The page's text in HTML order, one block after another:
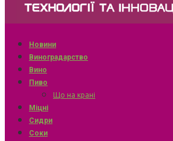
Новини
Виноградарство
Вино
Пиво
Що на крані
Міцні
Сидри
Соки